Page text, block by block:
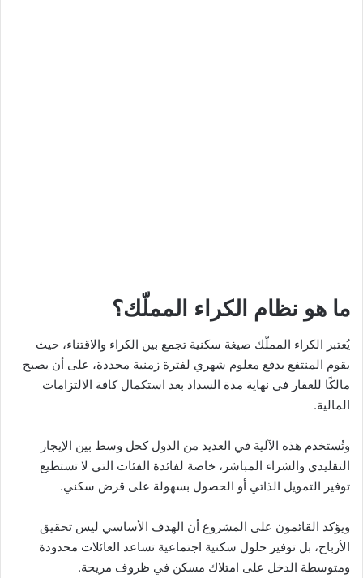
ما هو نظام الكراء المملّك؟
يُعتبر الكراء المملّك صيغة سكنية تجمع بين الكراء والاقتناء، حيث
يقوم المنتفع بدفع معلوم شهري لفترة زمنية محددة، على أن يصبح
مالكًا للعقار في نهاية مدة السداد بعد استكمال كافة الالتزامات
المالية.
وتُستخدم هذه الآلية في العديد من الدول كحل وسط بين الإيجار
التقليدي والشراء المباشر، خاصة لفائدة الفئات التي لا تستطيع
توفير التمويل الذاتي أو الحصول بسهولة على قرض سكني.
ويؤكد القائمون على المشروع أن الهدف الأساسي ليس تحقيق
الأرباح، بل توفير حلول سكنية اجتماعية تساعد العائلات محدودة
ومتوسطة الدخل على امتلاك مسكن في ظروف مريحة.